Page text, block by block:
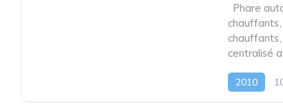
Phare
chauffants,
chauffants,
centralisé
2010